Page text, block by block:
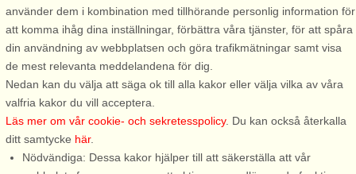
Stugnr: 55870
Rättvik
4 personer, 47 m²
150 m till sjö/hav:.
Ett underbart nyrenoverat Dalahärbre med det "lilla extra".
Stugan ligger i den oförstörda lilla byn Nedre Gärdsjö vid den
badvänliga och fiskrika Gärdsjön. Ni bor i ett sockersött härbre
använder dem i kombination med tillhörande personlig information för
att komma ihåg dina inställningar, förbättra våra tjänster, för att spåra
din användning av webbplatsen och göra trafikmätningar samt visa
de mest relevanta meddelandena för dig.
Nedan kan du välja att säga ok till alla kakor eller välja vilka av våra
valfria kakor du vill acceptera.
Läs mer om vår cookie- och sekretesspolicy. Du kan också återkalla
ditt samtycke här.
Nödvändiga: Dessa kakor hjälper till att säkerställa att vår